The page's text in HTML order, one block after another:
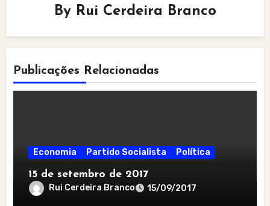
By Rui Cerdeira Branco
Publicações Relacionadas
Economia Partido Socialista Política
15 de setembro de 2017
Rui Cerdeira Branco 15/09/2017